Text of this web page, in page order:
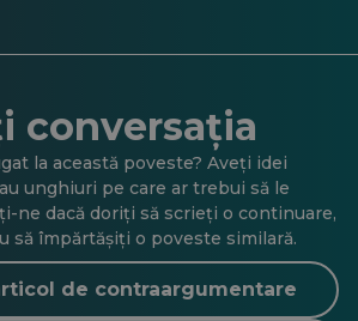
conversația
la această poveste? Aveți idei
unghiuri pe care ar trebui să le
ne dacă doriți să scrieți o continuare,
să împărtășiți o poveste similară.
de contraargumentare